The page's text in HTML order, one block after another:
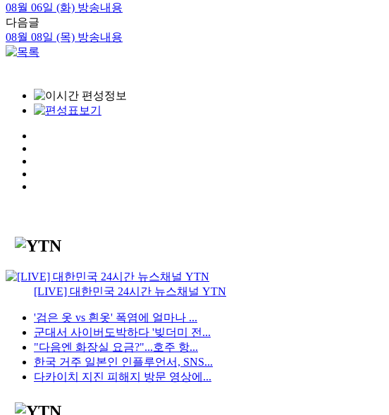
08월 06일 (화) 방송내용
다음글
08월 08일 (목) 방송내용
[LIVE] 대한민국 24시간 뉴스채널 YTN
'검은 옷 vs 흰옷' 폭염에 얼마나 ...
군대서 사이버도박하다 '빚더미 전...
"다음엔 화장실 요금?"...호주 항...
한국 거주 일본인 인플루언서, SNS...
다카이치 지진 피해지 방문 영상에...